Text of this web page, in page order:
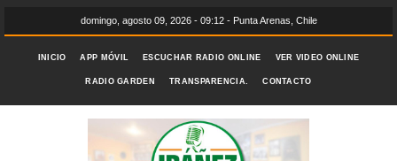
domingo, agosto 09, 2026 - 09:12 - Punta Arenas, Chile
INICIO APP MÓVIL ESCUCHAR RADIO ONLINE VER VIDEO ONLINE
RADIO GARDEN TRANSPARENCIA. CONTACTO